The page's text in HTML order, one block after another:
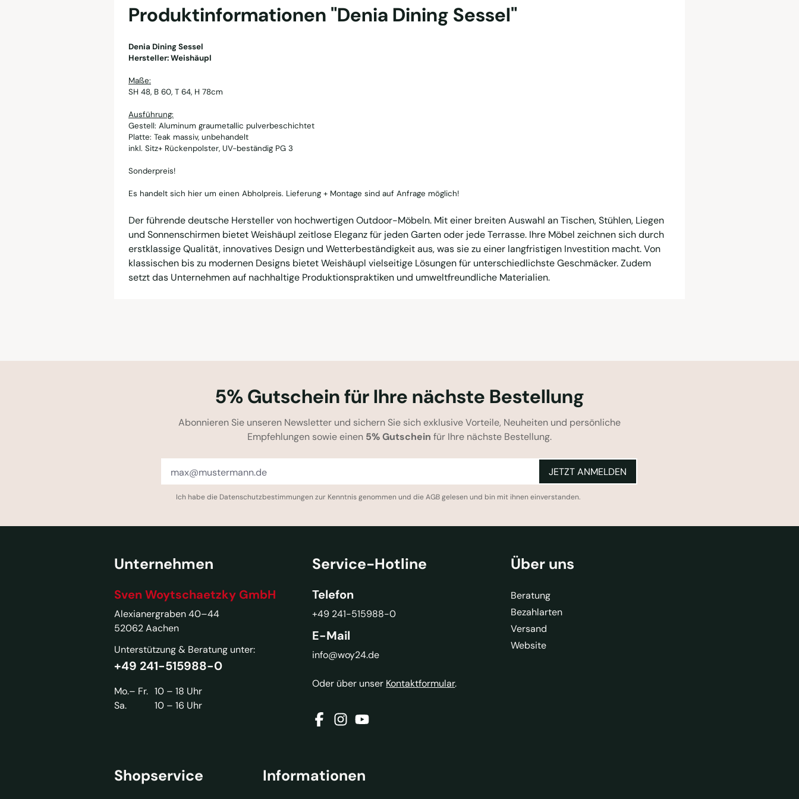
Produktinformationen "Denia Dining Sessel"
Denia Dining Sessel
Hersteller: Weishäupl
Maße:
SH 48, B 60, T 64, H 78cm
Ausführung:
Gestell: Aluminum graumetallic pulverbeschichtet
Platte: Teak massiv, unbehandelt
inkl. Sitz+ Rückenpolster, UV-beständig PG 3
Sonderpreis!
Es handelt sich hier um einen Abholpreis. Lieferung + Montage sind auf Anfrage möglich!
Der führende deutsche Hersteller von hochwertigen Outdoor-Möbeln. Mit einer breiten Auswahl an Tischen, Stühlen, Liegen
und Sonnenschirmen bietet Weishäupl zeitlose Eleganz für jeden Garten oder jede Terrasse. Ihre Möbel zeichnen sich durch
erstklassige Qualität, innovatives Design und Wetterbeständigkeit aus, was sie zu einer langfristigen Investition macht. Von
klassischen bis zu modernen Designs bietet Weishäupl vielseitige Lösungen für unterschiedlichste Geschmäcker. Zudem
setzt das Unternehmen auf nachhaltige Produktionspraktiken und umweltfreundliche Materialien.
5% Gutschein für Ihre nächste Bestellung
Abonnieren Sie unseren Newsletter und sichern Sie sich exklusive Vorteile, Neuheiten und persönliche
Empfehlungen sowie einen 5% Gutschein für Ihre nächste Bestellung.
JETZT ANMELDEN
Ich habe die Datenschutzbestimmungen zur Kenntnis genommen und dieAGBgelesen und bin mit ihnen einverstanden.
Unternehmen
Sven Woytschaetzky GmbH
Alexianergraben 40–44
52062 Aachen
Unterstützung & Beratung unter:
+49 241-515988-0
Mo.– Fr. 10 – 18 Uhr
Sa.
10 – 16 Uhr
Service-Hotline
Telefon
+49 241-515988-0
E-Mail
info@woy24.de
Oder über unser Kontaktformular.
Über uns
Beratung
Bezahlarten
Versand
Website
Shopservice Informationen